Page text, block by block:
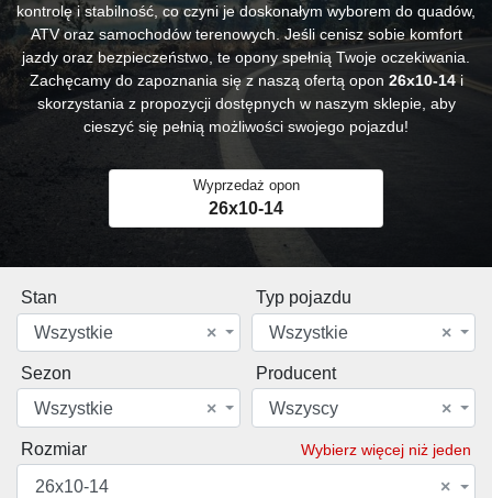
kontrolę i stabilność, co czyni je doskonałym wyborem do quadów,
ATV oraz samochodów terenowych. Jeśli cenisz sobie komfort
jazdy oraz bezpieczeństwo, te opony spełnią Twoje oczekiwania.
Zachęcamy do zapoznania się z naszą ofertą opon 26x10-14i
skorzystania z propozycji dostępnych w naszym sklepie, aby
cieszyć się pełnią możliwości swojego pojazdu!
Wyprzedaż opon
26x10-14
Stan
×
Wszystkie
Typ pojazdu
×
Wszystkie
Sezon
×
Wszystkie
Producent
×
Wszyscy
Rozmiar Wybierz więcej niż jeden
×
26x10-14